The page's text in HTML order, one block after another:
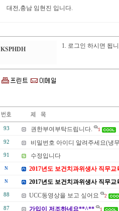
대전,충남 임현진 입니다.
KSPHDH 1. 로그인 하시면 됩
93 권한부여부탁드립니다. 1
92 비밀번호 아이디 알려주세요(냉
91 수정입니다
N 2017년도 보건치과위생사 직무교
N 2017년도 보건치과위생사 직무
88 UCC동영상을 보고 싶어요 2
87 가입이 저조하네요**^** 1